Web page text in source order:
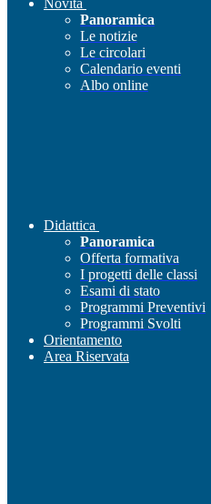
Novità
Panoramica
Le notizie
Le circolari
Calendario eventi
Albo online
Didattica
Panoramica
Offerta formativa
I progetti delle classi
Esami di stato
Programmi Preventivi
Programmi Svolti
Orientamento
Area Riservata